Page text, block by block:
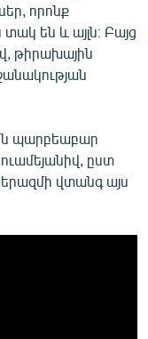
որոնք
են և այլն։ Բայց
թիրախային
պարբեաբար
ըստ
վտանգ այս